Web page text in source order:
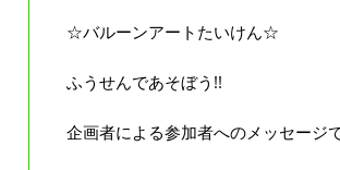
☆バルーンアートたいけん☆
ふうせんであそぼう!!
企画者による参加者へのメッセージ